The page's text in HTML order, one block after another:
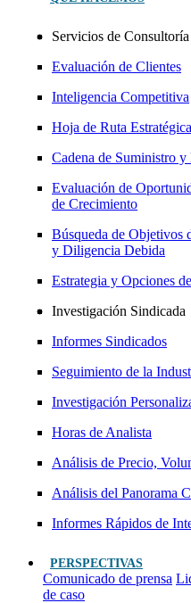
Servicios de Consultoría
Evaluación de Clientes
Inteligencia Competitiva
Hoja de Ruta Estratégica
Cadena de Suministro y
Evaluación de
de Crecimiento
Búsqueda de Objetivos
y Diligencia Debida
Estrategia y Opciones
Investigación Sindicada
Informes Sindicados
Seguimiento de la
Investigación
Horas de Analista
Análisis de Precio,
Análisis del Panorama
Informes Rápidos de
PERSPECTIVAS
Comunicado de prensa
de caso